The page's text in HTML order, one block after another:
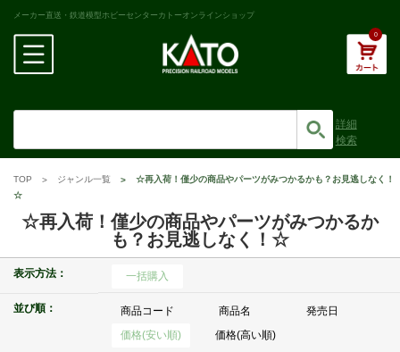
メーカー直送・鉄道模型ホビーセンターカトーオンラインショップ
0
詳細
検索
TOP ジャンル一覧
☆再入荷！僅少の商品やパーツがみつかるかも？お見逃しなく！
☆
☆再入荷！僅少の商品やパーツがみつかるか
も？お見逃しなく！☆
表示方法： 一括購入
並び順： 商品コード 商品名
発売日
価格(安い順)
価格(高い順)